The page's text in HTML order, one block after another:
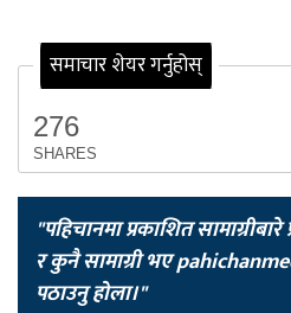
समाचार शेयर गर्नुहोस्
276
SHARES
"पहिचानमा प्रकाशित
र कुनै सामाग्री भए
पठाउनु होला।"